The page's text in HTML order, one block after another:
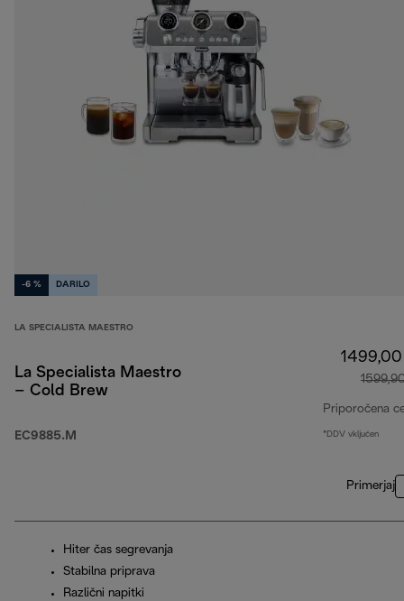
-6 % DARILO
LA SPECIALISTA MAESTRO
La Specialista Maestro
– Cold Brew
EC9885.M
Priporočena
*DDV vključen
Primerjaj
Hiter čas segrevanja
Stabilna priprava
Različni napitki